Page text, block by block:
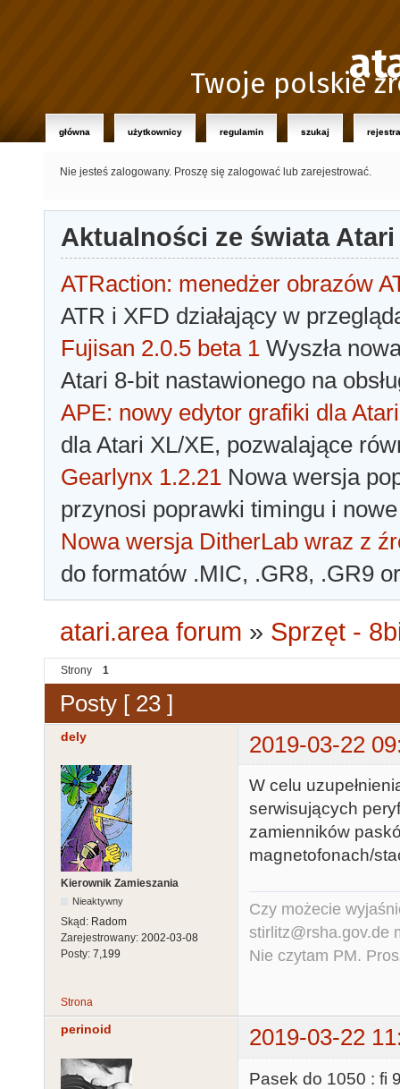
Twoje polskie
główna użytkownicy regulamin szukaj
Nie jesteś zalogowany. Proszę się zalogować lub zarejestrować.
Aktualności ze świata Atari
ATRaction: menedżer obrazów
ATR i XFD działający w
Fujisan 2.0.5 beta 1 Wyszła
Atari 8-bit nastawionego na
APE: nowy edytor grafiki dla Atari
dla Atari XL/XE, pozwalające
Gearlynx 1.2.21 Nowa wersja
przynosi poprawki timingu i
Nowa wersja DitherLab wraz z
do formatów .MIC, .GR8, .GR9
atari.area forum » Sprzęt -
Strony 1
Posty [ 23 ]
dely 2019-03-22
Kierownik Zamieszania
Nieaktywny
Skąd: Radom
Zarejestrowany: 2002-03-08
Posty: 7,199
W celu
serwisujących
zamienników
magnetofonach/
Czy możecie
stirlitz@rsha.gov.de
Nie czytam PM.
Strona
perinoid 2019-03-22
Pasek do 1050 : fi